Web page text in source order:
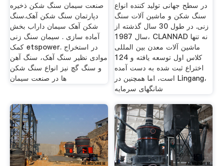
صنعت سیمان سنگ شکن ذخیره
دپارتمان سنگ شکن آهک.سنگ
شکن آهک سیمان داراب بخش
آماده سازی . سیمان سنگ زنی
کمک etspower. در استخراج
موادی نظیر سنگ آهک، سنگ آهن
و سنگ گچ نیز انواع سنگ شکن
ها در صنعت سیمان
در سطح جهانی تولید کننده انواع
سنگ شکن و ماشین آلات سنگ
زنی. در طول 30 سال گذشته از
سال 1987، CLANNAD نه تنها
ماشین آلات معدن بین المللی
کلاس اول توسعه یافته و 124
اختراع ثبت شده به دست آمده
است، اما همچنین در Lingang،
شانگهای سرمایه